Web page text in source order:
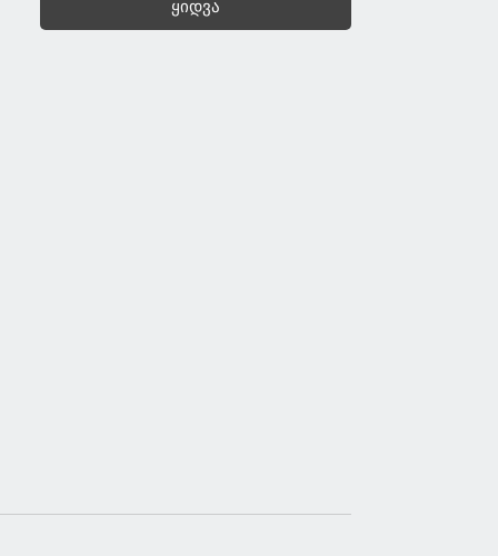
ყიდვა